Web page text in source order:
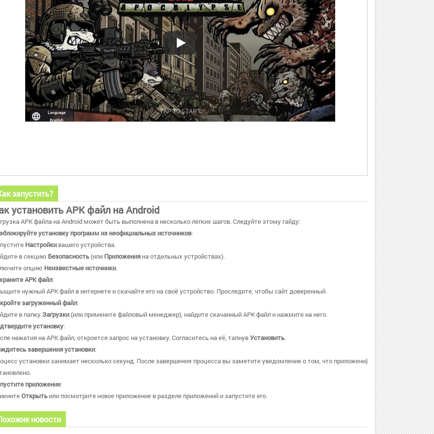
запустить?
установить APK файл на Android
APK файла на Android может быть выполнена в несколько легких шагов. Следуйте этому гайду:
установку программ из неофициальных источников:
Настройки вашего устройства.
в секцию Безопасность (или Приложения на отдельных устройствах).
опцию Неизвестные источники.
APK файл:
нужный APK файл в интернете и скачайте его на своё устройство. Проследите, чтобы сайт доверенный.
загруженный файл:
в папкуЗагрузки (или примените файловый менеджер), найдите скачанный APK файл и нажмите на него.
установку:
нажатия на APK файл, откроется запрос на установку. Согласитесь на её, тапнувУстановить.
завершения установки:
установки занимает несколько секунд. После завершения процесса вы заметите уведомление о том, что приложени}
приложение:
Открыть или посмотрите новое приложение в разделе приложений и запустите его.
новости